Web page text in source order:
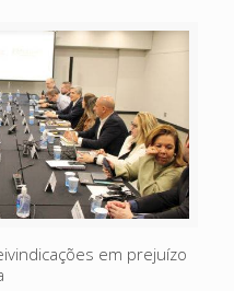
em prejuízo